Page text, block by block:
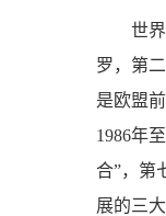
世
罗，第
是欧盟
1986年
合”，第
展的三大